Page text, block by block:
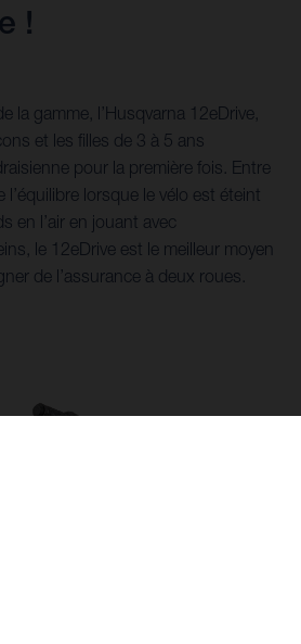
!
la gamme, l’Husqvarna 12eDrive,
et les filles de 3 à 5 ans
pour la première fois. Entre
l’équilibre lorsque le vélo est éteint
en l’air en jouant avec
le 12eDrive est le meilleur moyen
de l’assurance à deux roues.